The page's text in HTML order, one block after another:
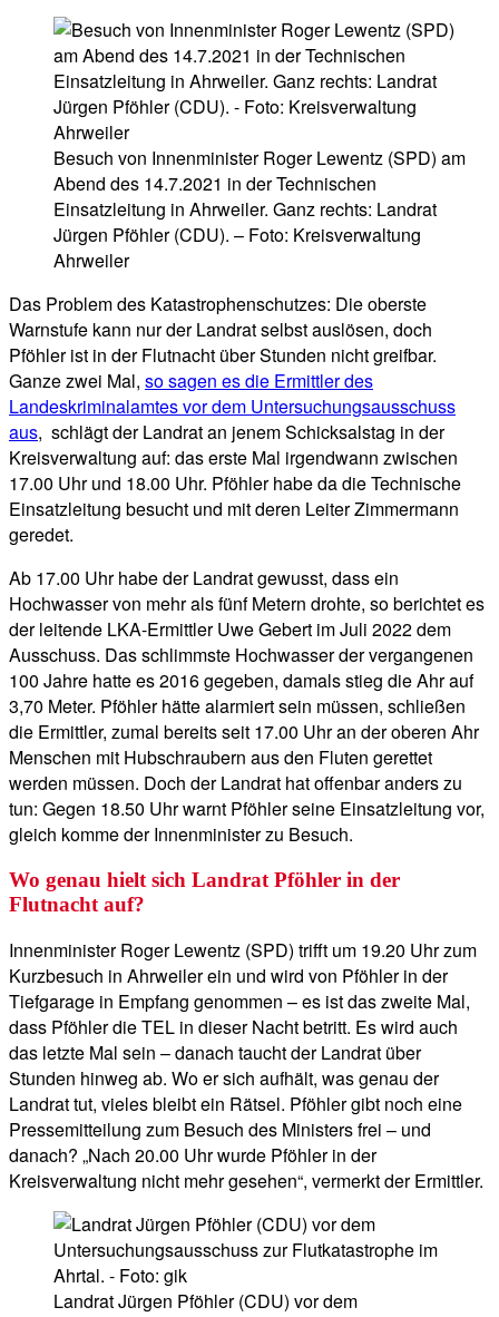
Besuch von Innenminister Roger Lewentz (SPD) am
Abend des 14.7.2021 in der Technischen
Einsatzleitung in Ahrweiler. Ganz rechts: Landrat
Jürgen Pföhler (CDU). – Foto: Kreisverwaltung
Ahrweiler
Das Problem des Katastrophenschutzes: Die oberste
Warnstufe kann nur der Landrat selbst auslösen, doch
Pföhler ist in der Flutnacht über Stunden nicht greifbar.
Ganze zwei Mal, so sagen es die Ermittler des
Landeskriminalamtes vor dem Untersuchungsausschuss
aus, schlägt der Landrat an jenem Schicksalstag in der
Kreisverwaltung auf: das erste Mal irgendwann zwischen
17.00 Uhr und 18.00 Uhr. Pföhler habe da die Technische
Einsatzleitung besucht und mit deren Leiter Zimmermann
geredet.
Ab 17.00 Uhr habe der Landrat gewusst, dass ein
Hochwasser von mehr als fünf Metern drohte, so berichtet es
der leitende LKA-Ermittler Uwe Gebert im Juli 2022 dem
Ausschuss. Das schlimmste Hochwasser der vergangenen
100 Jahre hatte es 2016 gegeben, damals stieg die Ahr auf
3,70 Meter. Pföhler hätte alarmiert sein müssen, schließen
die Ermittler, zumal bereits seit 17.00 Uhr an der oberen Ahr
Menschen mit Hubschraubern aus den Fluten gerettet
werden müssen. Doch der Landrat hat offenbar anders zu
tun: Gegen 18.50 Uhr warnt Pföhler seine Einsatzleitung vor,
gleich komme der Innenminister zu Besuch.
Wo genau hielt sich Landrat Pföhler in der
Flutnacht auf?
Innenminister Roger Lewentz (SPD) trifft um 19.20 Uhr zum
Kurzbesuch in Ahrweiler ein und wird von Pföhler in der
Tiefgarage in Empfang genommen – es ist das zweite Mal,
dass Pföhler die TEL in dieser Nacht betritt. Es wird auch
das letzte Mal sein – danach taucht der Landrat über
Stunden hinweg ab. Wo er sich aufhält, was genau der
Landrat tut, vieles bleibt ein Rätsel. Pföhler gibt noch eine
Pressemitteilung zum Besuch des Ministers frei – und
danach? „Nach 20.00 Uhr wurde Pföhler in der
Kreisverwaltung nicht mehr gesehen“, vermerkt der Ermittler.
Landrat Jürgen Pföhler (CDU) vor dem